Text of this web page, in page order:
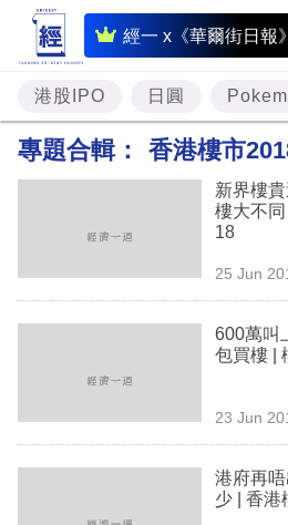
經一 x《華爾街日報》
即
時
財
經
資
樓
港股IPO 日圓
專題合輯： 香港樓市
新界樓
樓大不
18
25 Jun
600萬叫
包買樓 |
23 Jun
港府再
少 | 香港